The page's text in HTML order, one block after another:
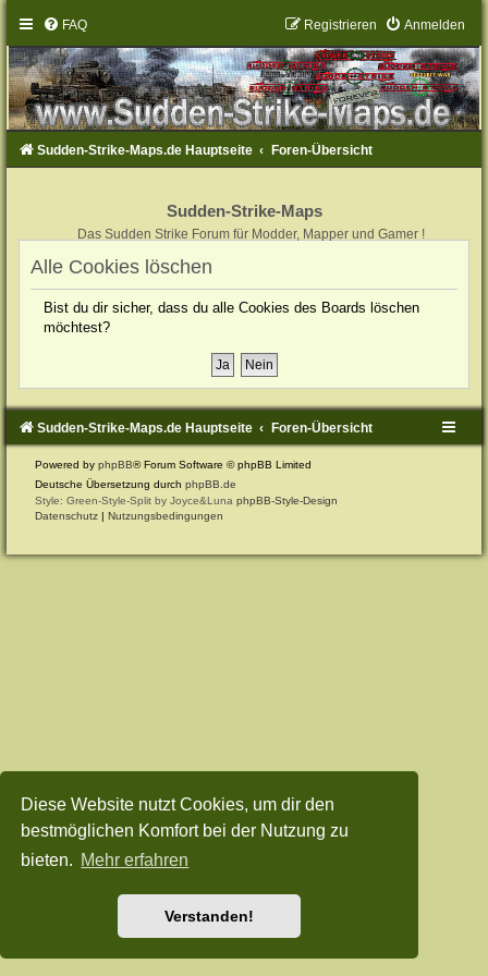
Diese Website nutzt Cookies, um dir den
bestmöglichen Komfort bei der Nutzung zu
bieten. Mehr erfahren
Verstanden!
FAQ Anmelden
Registrieren
Sudden-Strike-Maps.de Hauptseite Foren-Übersicht
Sudden-Strike-Maps
Das Sudden Strike Forum für Modder, Mapper und Gamer !
Alle Cookies löschen
Bist du dir sicher, dass du alle Cookies des Boards löschen
möchtest?
Sudden-Strike-Maps.de Hauptseite Foren-Übersicht
Powered byphpBB® Forum Software © phpBB Limited
Deutsche Übersetzung durchphpBB.de
Style: Green-Style-Split by Joyce&LunaphpBB-Style-Design
Datenschutz |Nutzungsbedingungen